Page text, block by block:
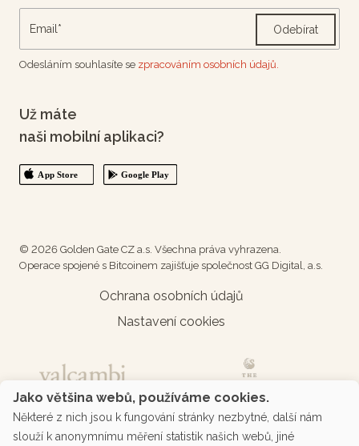
Odebírat
Odesláním souhlasíte se zpracováním osobních údajů.
Už máte
naši mobilní aplikaci?
© 2026 Golden Gate CZ a.s. Všechna práva vyhrazena.
Operace spojené s Bitcoinem zajišťuje společnost GG Digital, a.s.
Ochrana osobních údajů
Nastavení cookies
Jako většina webů, používáme cookies.
Některé z nich jsou k fungování stránky nezbytné, další nám
slouží k anonymnímu měření statistik našich webů, jiné